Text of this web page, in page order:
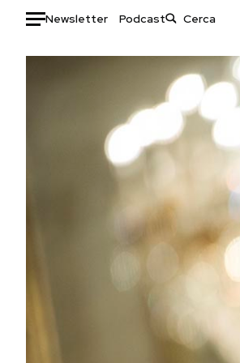
Newsletter Podcast
Auto
Mondo
Storie/
Ok
Media
Europa